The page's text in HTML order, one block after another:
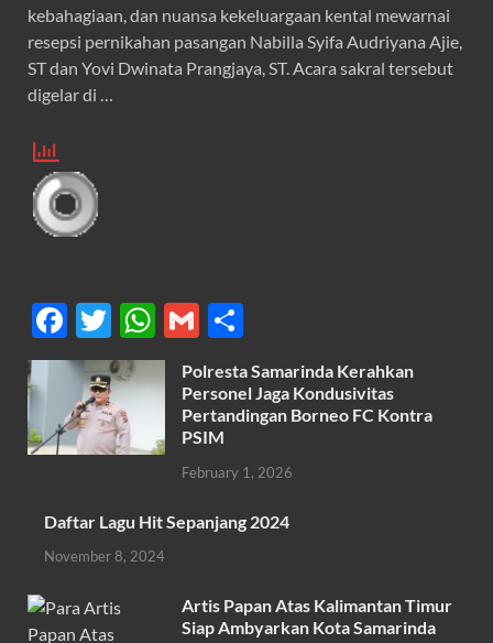
kebahagiaan, dan nuansa kekeluargaan kental mewarnai
resepsi pernikahan pasangan Nabilla Syifa Audriyana Ajie,
ST dan Yovi Dwinata Prangjaya, ST. Acara sakral tersebut
digelar di …
F
ac
e
b
o
k
T
w
itt
er
W
h
at
A
p
G
m
ail
h
ar
e
Polresta Samarinda Kerahkan
Personel Jaga Kondusivitas
Pertandingan Borneo FC Kontra
PSIM
February 1, 2026
Daftar Lagu Hit Sepanjang 2024
November 8, 2024
Artis Papan Atas Kalimantan Timur
Siap Ambyarkan Kota Samarinda